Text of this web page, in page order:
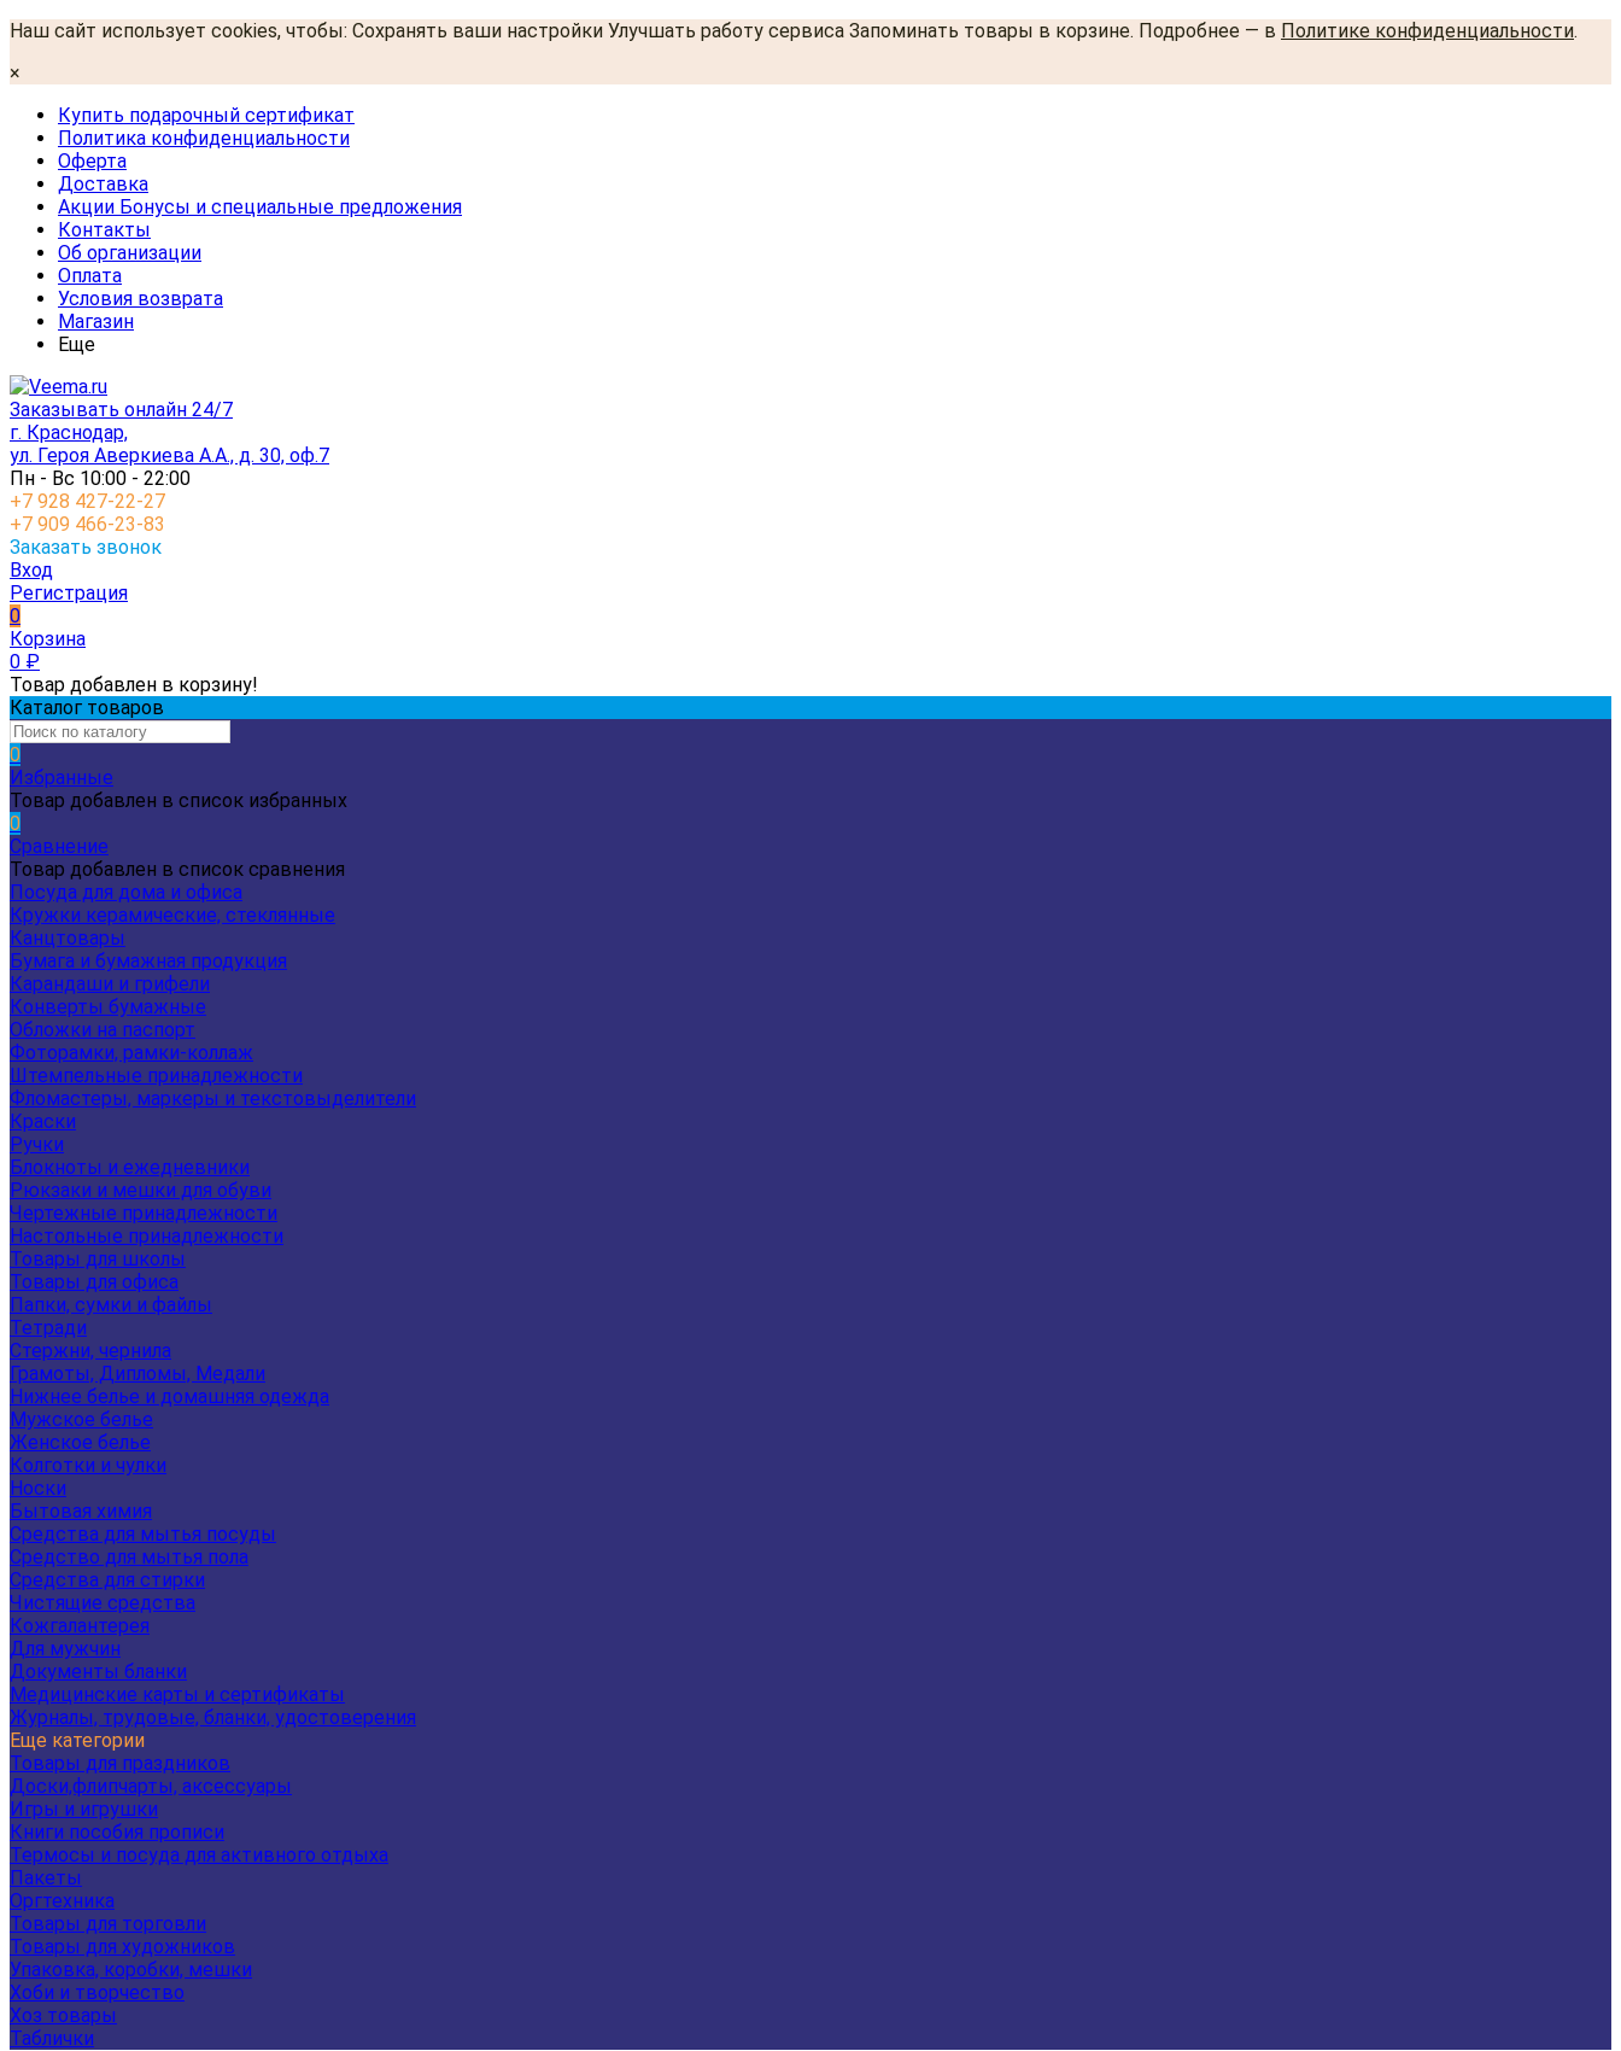
Наш сайт использует cookies, чтобы: Сохранять ваши настройки Улучшать работу сервиса Запоминать товары в корзине. Подробнее — в Политике конфиденциальности.
×
Купить подарочный сертификат
Политика конфиденциальности
Оферта
Доставка
Акции Бонусы и специальные предложения
Контакты
Об организации
Оплата
Условия возврата
Магазин
Еще
Заказывать онлайн 24/7
г. Краснодар,
ул. Героя Аверкиева А.А., д. 30, оф.7
Пн - Вс 10:00 - 22:00
+7 928 427-22-27
+7 909 466-23-83
Заказать звонок
Вход
Регистрация
0
Корзина
0 ₽
Товар добавлен в корзину!
Каталог товаров
0
Избранные
Товар добавлен в список избранных
0
Сравнение
Товар добавлен в список сравнения
Посуда для дома и офиса
Кружки керамические, стеклянные
Канцтовары
Бумага и бумажная продукция
Карандаши и грифели
Конверты бумажные
Обложки на паспорт
Фоторамки, рамки-коллаж
Штемпельные принадлежности
Фломастеры, маркеры и текстовыделители
Краски
Ручки
Блокноты и ежедневники
Рюкзаки и мешки для обуви
Чертежные принадлежности
Настольные принадлежности
Товары для школы
Товары для офиса
Папки, сумки и файлы
Тетради
Стержни, чернила
Грамоты, Дипломы, Медали
Нижнее белье и домашняя одежда
Мужское белье
Женское белье
Колготки и чулки
Носки
Бытовая химия
Средства для мытья посуды
Средство для мытья пола
Средства для стирки
Чистящие средства
Кожгалантерея
Для мужчин
Документы бланки
Медицинские карты и сертификаты
Журналы, трудовые, бланки, удостоверения
Еще категории
Товары для праздников
Доски,флипчарты, аксессуары
Игры и игрушки
Книги пособия прописи
Термосы и посуда для активного отдыха
Пакеты
Оргтехника
Товары для торговли
Товары для художников
Упаковка, коробки, мешки
Хоби и творчество
Хоз товары
Таблички